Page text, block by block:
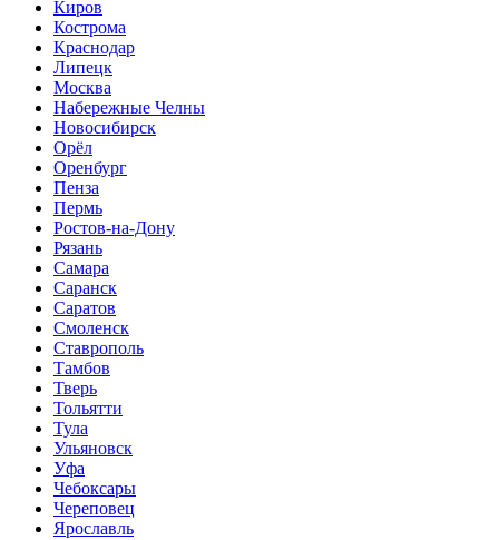
Киров
Кострома
Краснодар
Липецк
Москва
Набережные Челны
Новосибирск
Орёл
Оренбург
Пенза
Пермь
Ростов-на-Дону
Рязань
Самара
Саранск
Саратов
Смоленск
Ставрополь
Тамбов
Тверь
Тольятти
Тула
Ульяновск
Уфа
Чебоксары
Череповец
Ярославль